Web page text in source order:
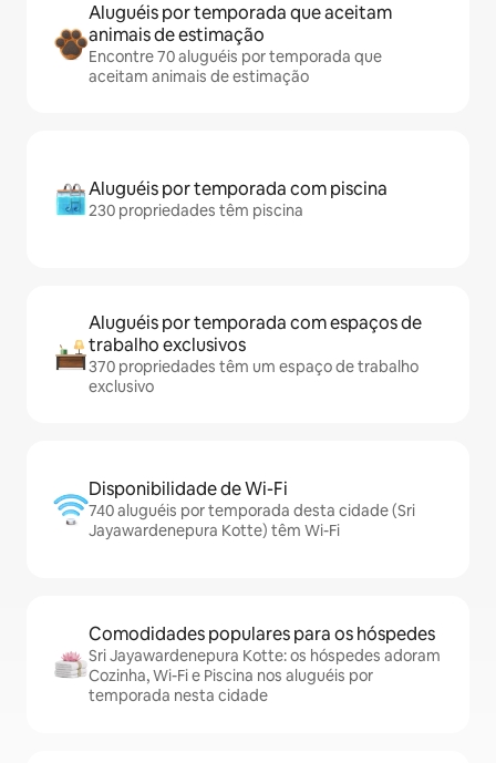
Aluguéis por temporada que aceitam
animais de estimação
Encontre 70 aluguéis por temporada que
aceitam animais de estimação
Aluguéis por temporada com piscina
230 propriedades têm piscina
Aluguéis por temporada com espaços de
trabalho exclusivos
370 propriedades têm um espaço de trabalho
exclusivo
Disponibilidade de Wi-Fi
740 aluguéis por temporada desta cidade (Sri
Jayawardenepura Kotte) têm Wi-Fi
Comodidades populares para os hóspedes
Sri Jayawardenepura Kotte: os hóspedes adoram
Cozinha, Wi-Fi e Piscina nos aluguéis por
temporada nesta cidade